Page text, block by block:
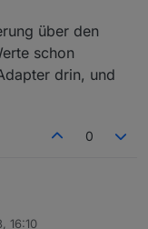
über den
schon
drin, und
0
16:10